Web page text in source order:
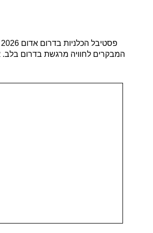
פסטיבל הכלניות בדרום אדום 2026 או בשמו הנוסף "
המבקרים לחוויה מרגשת בדרום בלב.